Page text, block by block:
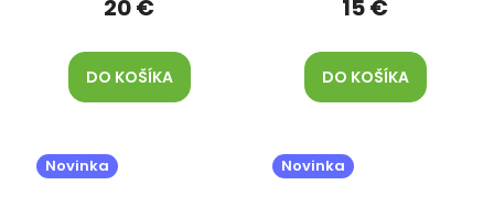
20 €
DO KOŠÍKA
15 €
DO KOŠÍKA
Novinka Novinka